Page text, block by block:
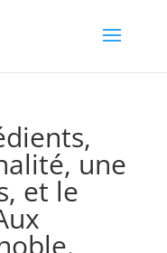
une
et le